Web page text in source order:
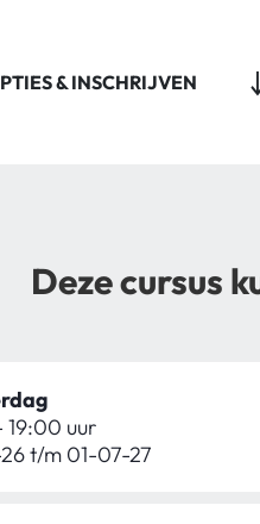
& INSCHRIJVEN
Deze cursus
19:00 uur
t/m 01-07-27